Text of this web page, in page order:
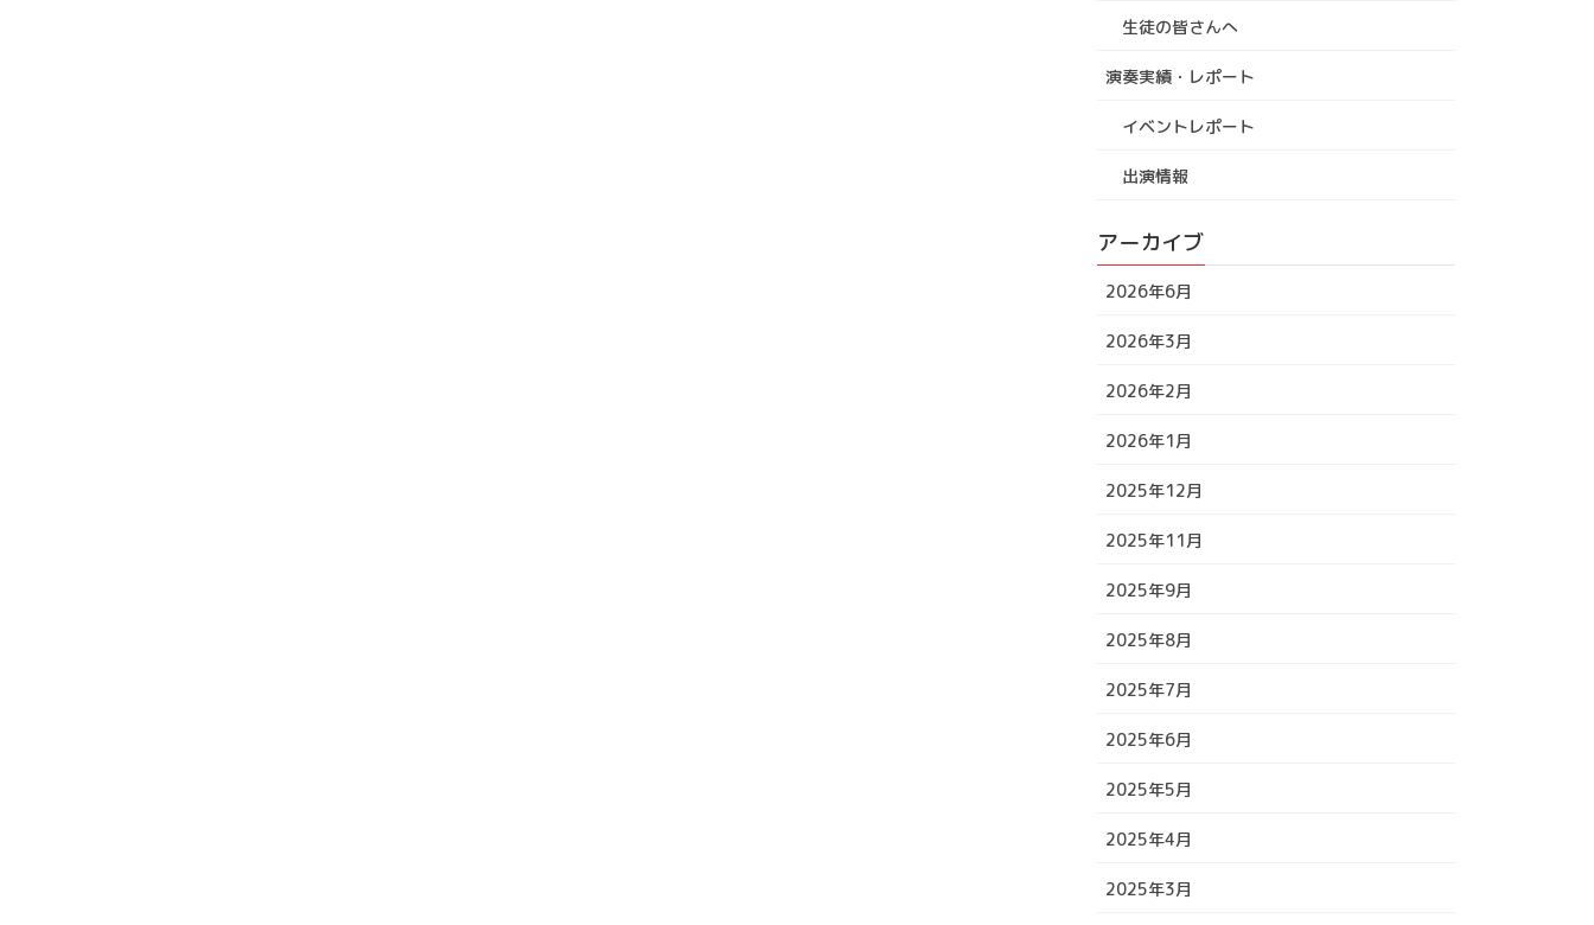
生徒の皆さんへ
演奏実績・レポート
イベントレポート
出演情報
アーカイブ
2026年6月
2026年3月
2026年2月
2026年1月
2025年12月
2025年11月
2025年9月
2025年8月
2025年7月
2025年6月
2025年5月
2025年4月
2025年3月